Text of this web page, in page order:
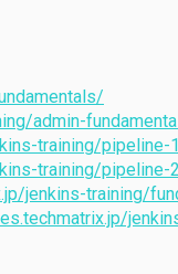
admin-
training/pipeline-
training/pipeline-
jenkins-training/